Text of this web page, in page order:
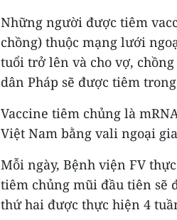
Những người được tiêm
chồng) thuộc mạng lưới
tuổi trở lên và cho vợ, chồng
dân Pháp sẽ được tiêm
Vaccine tiêm chủng là
Việt Nam bằng vali ngoại
Mỗi ngày, Bệnh viện FV
tiêm chủng mũi đầu tiên sẽ
thứ hai được thực hiện 4